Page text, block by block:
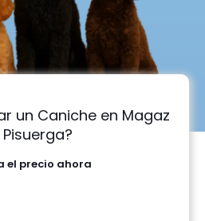
un Caniche en Magaz
el precio ahora